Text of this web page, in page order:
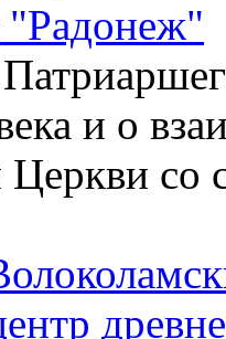
"Радонеж"
и о
со